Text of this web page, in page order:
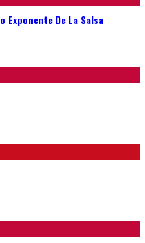
Exponente De La Salsa